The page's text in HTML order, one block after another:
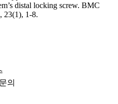
distal locking screw. BMC
23(1), 1-8.
의